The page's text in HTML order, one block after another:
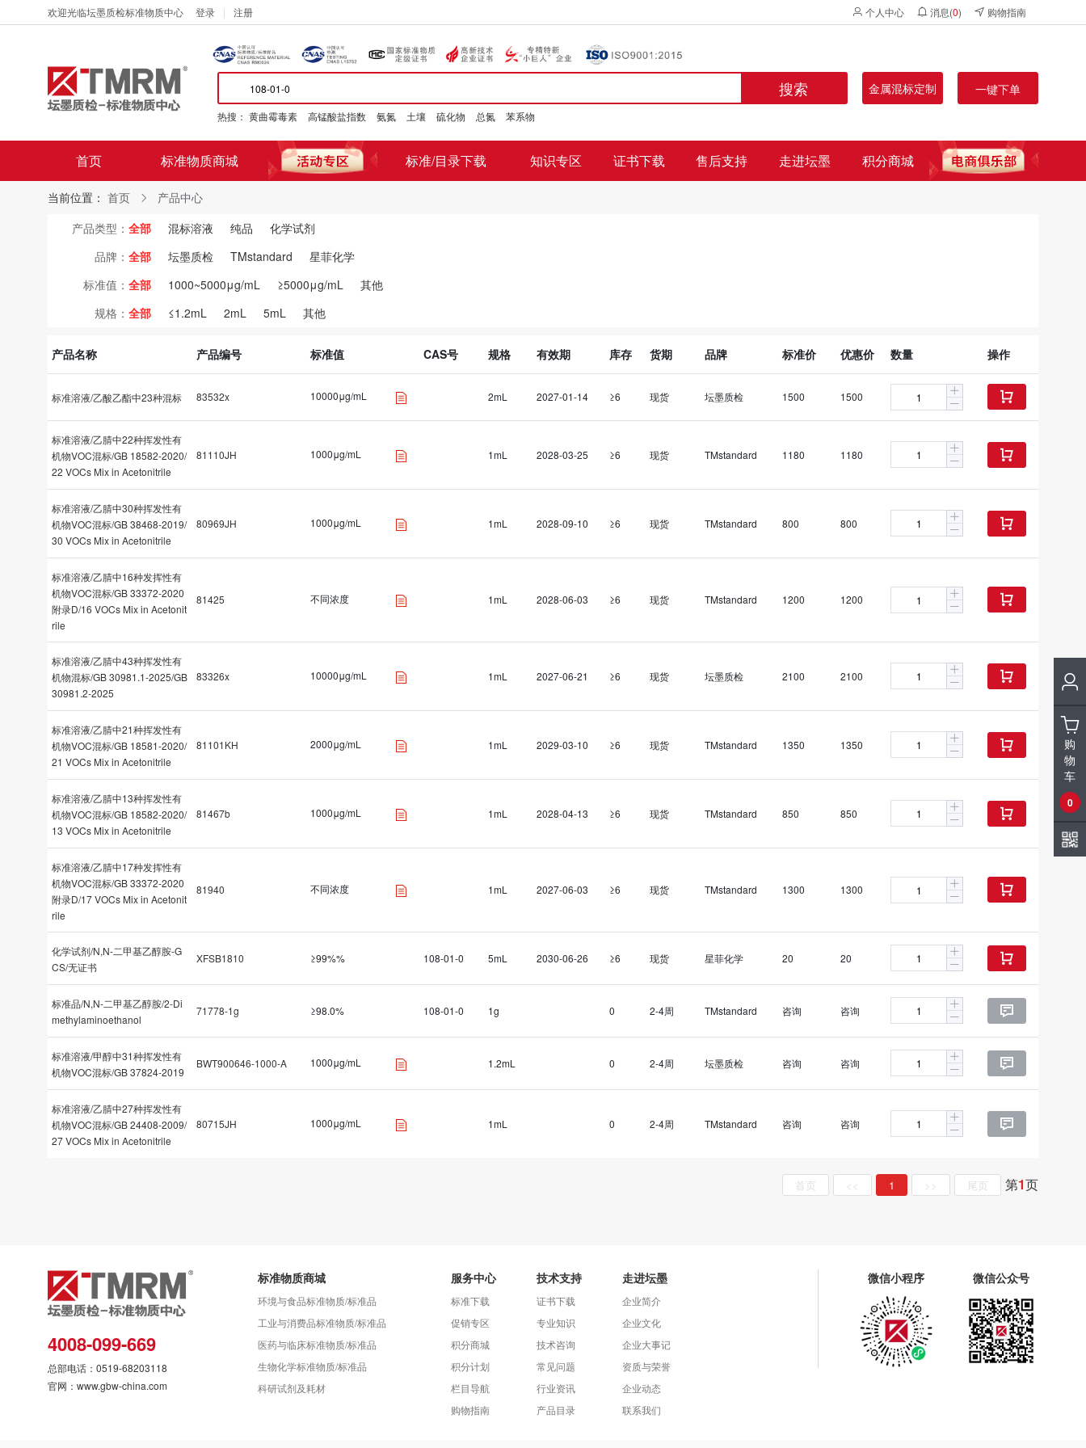
欢迎光临坛墨质检标准物质中心 登录 注册 个人中心 消息(0) 购物指南
搜索 金属混标定制 一键下单
热搜： 黄曲霉毒素 高锰酸盐指数 氨氮 土壤 硫化物 总氮 苯系物
首页 标准物质商城 标准/目录下载 知识专区 证书下载 售后支持 走进坛墨 积分商城
当前位置： 首页
产品中心
产品类型： 全部 混标溶液 纯品
化学试剂
品牌： 全部 坛墨质检 TMstandard
星菲化学
标准值： 全部 1000~5000μg/mL ≥5000μg/mL
其他
规格： 全部 ≤1.2mL 2mL 5mL 其他
产品名称 产品编号 标准值 CAS号 规格 有效期 库存 货期 品牌 标准价 优惠价 数量 操作
标准溶液/乙酸乙酯中23种混标 83532x 10000μg/mL 2mL 2027-01-14 ≥6 现货 坛墨质检 1500 1500 
标准溶液/乙腈中22种挥发性有
机物VOC混标/GB 18582-2020/
22 VOCs Mix in Acetonitrile
81110JH 1000μg/mL 1mL 2028-03-25 ≥6 现货 TMstandard 1180 1180 
标准溶液/乙腈中30种挥发性有
机物VOC混标/GB 38468-2019/
30 VOCs Mix in Acetonitrile
80969JH 1000μg/mL 1mL 2028-09-10 ≥6 现货 TMstandard 800 800 
标准溶液/乙腈中16种发挥性有
机物VOC混标/GB 33372-2020
附录D/16 VOCs Mix in Acetonit
rile
81425 不同浓度 1mL 2028-06-03 ≥6 现货 TMstandard 1200 1200 
标准溶液/乙腈中43种挥发性有
机物混标/GB 30981.1-2025/GB
30981.2-2025
83326x 10000μg/mL 1mL 2027-06-21 ≥6 现货 坛墨质检 2100 2100 
标准溶液/乙腈中21种挥发性有
机物VOC混标/GB 18581-2020/
21 VOCs Mix in Acetonitrile
81101KH 2000μg/mL 1mL 2029-03-10 ≥6 现货 TMstandard 1350 1350 
标准溶液/乙腈中13种挥发性有
机物VOC混标/GB 18582-2020/
13 VOCs Mix in Acetonitrile
81467b 1000μg/mL 1mL 2028-04-13 ≥6 现货 TMstandard 850 850 
标准溶液/乙腈中17种发挥性有
机物VOC混标/GB 33372-2020
附录D/17 VOCs Mix in Acetonit
rile
81940 不同浓度 1mL 2027-06-03 ≥6 现货 TMstandard 1300 1300 
化学试剂/N,N-二甲基乙醇胺-G
CS/无证书
XFSB1810 ≥99%% 108-01-0 5mL 2030-06-26 ≥6 现货 星菲化学 20 20 
标准品/N,N-二甲基乙醇胺/2-Di
methylaminoethanol
71778-1g ≥98.0% 108-01-0 1g 0 2-4周 TMstandard 咨询 咨询 
标准溶液/甲醇中31种挥发性有
机物VOC混标/GB 37824-2019
BWT900646-1000-A 1000μg/mL 1.2mL 0 2-4周 坛墨质检 咨询 咨询 
标准溶液/乙腈中27种挥发性有
机物VOC混标/GB 24408-2009/
27 VOCs Mix in Acetonitrile
80715JH 1000μg/mL 1mL 0 2-4周 TMstandard 咨询 咨询 
首页 << 1 >> 尾页 第1页
4008-099-669
总部电话：0519-68203118
官网：www.gbw-china.com
标准物质商城
环境与食品标准物质/标准品
工业与消费品标准物质/标准品
医药与临床标准物质/标准品
生物化学标准物质/标准品
科研试剂及耗材
服务中心
标准下载
促销专区
积分商城
积分计划
栏目导航
购物指南
技术支持
证书下载
专业知识
技术咨询
常见问题
行业资讯
产品目录
走进坛墨
企业简介
企业文化
企业大事记
资质与荣誉
企业动态
联系我们
微信小程序 微信公众号
购
物
车
0